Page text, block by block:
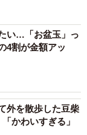
い…「お盆玉」っ
4割が金額アッ
外を散歩した豆柴
かわいすぎる」